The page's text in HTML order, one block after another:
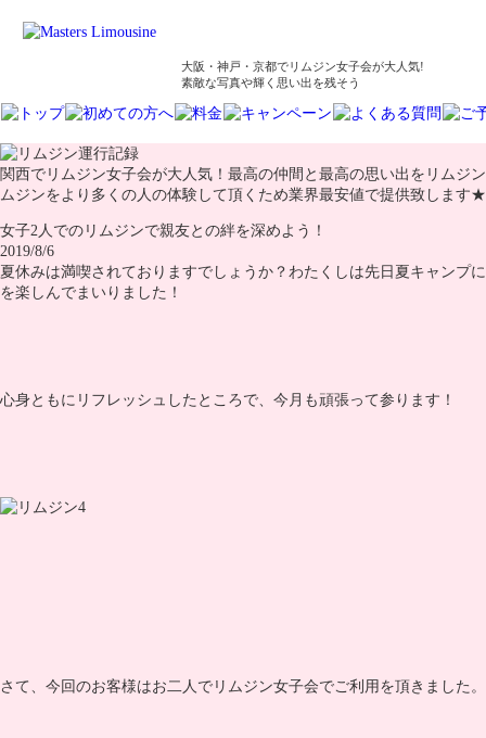
大阪・神戸・京都でリムジン女子会が大人気!
素敵な写真や輝く思い出を残そう
関西でリムジン女子会が大人気！最高の仲間と最高の思い出をリムジ
ムジンをより多くの人の体験して頂くため業界最安値で提供致します★
女子2人でのリムジンで親友との絆を深めよう！
2019/8/6
夏休みは満喫されておりますでしょうか？わたくしは先日夏キャンプ
を楽しんでまいりました！
心身ともにリフレッシュしたところで、今月も頑張って参ります！
さて、今回のお客様はお二人でリムジン女子会でご利用を頂きました。